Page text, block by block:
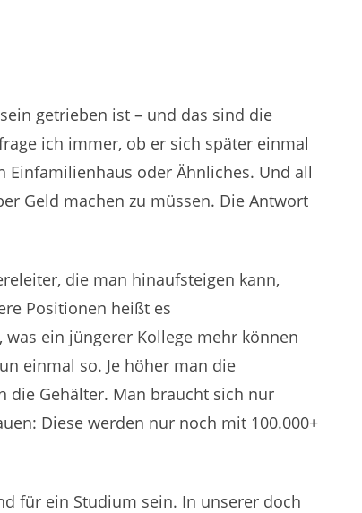
getrieben ist – und das sind die
ich immer, ob er sich später einmal
Einfamilienhaus oder Ähnliches. Und all
Geld machen zu müssen. Die Antwort
die man hinaufsteigen kann,
Positionen heißt es
ein jüngerer Kollege mehr können
einmal so. Je höher man die
die Gehälter. Man braucht sich nur
Diese werden nur noch mit 100.000+
für ein Studium sein. In unserer doch